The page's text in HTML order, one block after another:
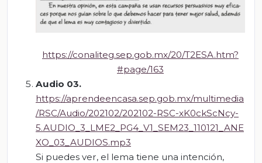
https://conaliteg.sep.gob.mx/20/T2ESA.htm?
#page/163
Audio 03.
https://aprendeencasa.sep.gob.mx/multimedia
/RSC/Audio/202102/202102-RSC-xK0ckScNcy-
5.AUDIO_3_LME2_PG4_V1_SEM23_110121_ANE
XO_03_AUDIOS.mp3
Si puedes ver, el lema tiene una intención,